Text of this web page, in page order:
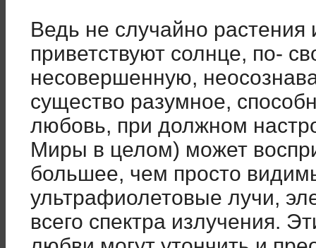
Ведь не случайно растения
приветствуют солнце, по-
несовершенную,
существо разумное,
любовь, при должном
Миры в целом) может
большее, чем просто
ультрафиолетовые лучи,
всего спектра излучения.